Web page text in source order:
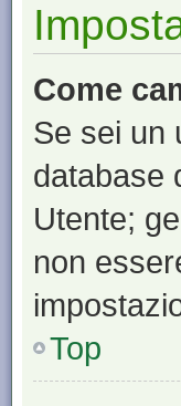
Come
Se sei un
database
Utente;
non
Top